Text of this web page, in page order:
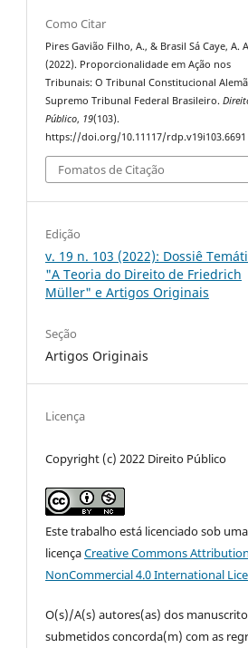
Como Citar
Pires Gavião Filho, A., & Brasil Sá Caye, A.
(2022). Proporcionalidade em Ação nos
Tribunais: O Tribunal Constitucional
Supremo Tribunal Federal Brasileiro.
Público, 19(103).
https://doi.org/10.11117/rdp.v19i103.6691
Fomatos de Citação
Edição
v. 19 n. 103 (2022): Dossiê
"A Teoria do Direito de Friedrich
Müller" e Artigos Originais
Seção
Artigos Originais
Licença
Copyright (c) 2022 Direito Público
Este trabalho está licenciado sob uma
licençaCreative Commons
NonCommercial 4.0 International
O(s)/A(s) autores(as) dos
submetidos concorda(m) com as